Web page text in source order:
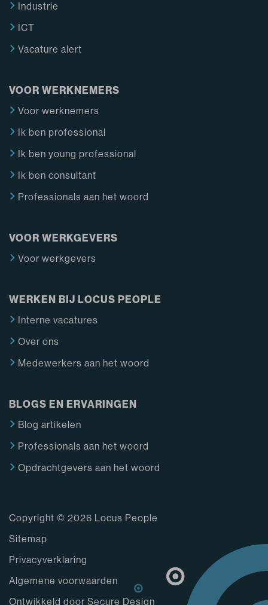
Industrie
ICT
Vacature alert
VOOR WERKNEMERS
Voor werknemers
Ik ben professional
Ik ben young professional
Ik ben consultant
Professionals aan het woord
VOOR WERKGEVERS
Voor werkgevers
WERKEN BIJ LOCUS PEOPLE
Interne vacatures
Over ons
Medewerkers aan het woord
BLOGS EN ERVARINGEN
Blog artikelen
Professionals aan het woord
Opdrachtgevers aan het woord
Copyright © 2026 Locus People
Sitemap
Privacyverklaring
Algemene voorwaarden
Ontwikkeld door Secure Design